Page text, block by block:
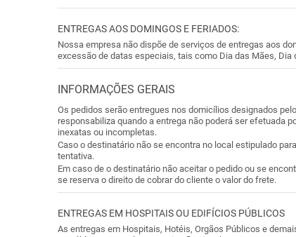
ENTREGAS AOS DOMINGOS E FERIADOS:
Nossa empresa não dispõe de serviços de entregas aos
excessão de datas especiais, tais como Dia das Mães, Dia
INFORMAÇÕES GERAIS
Os pedidos serão entregues nos domicílios designados
responsabiliza quando a entrega não poderá ser efetuada
inexatas ou incompletas.
Caso o destinatário não se encontra no local estipulado
tentativa.
Em caso de o destinatário não aceitar o pedido ou se
se reserva o direito de cobrar do cliente o valor do frete.
ENTREGAS EM HOSPITAIS OU EDIFÍCIOS PÚBLICOS
As entregas em Hospitais, Hotéis, Orgãos Públicos e